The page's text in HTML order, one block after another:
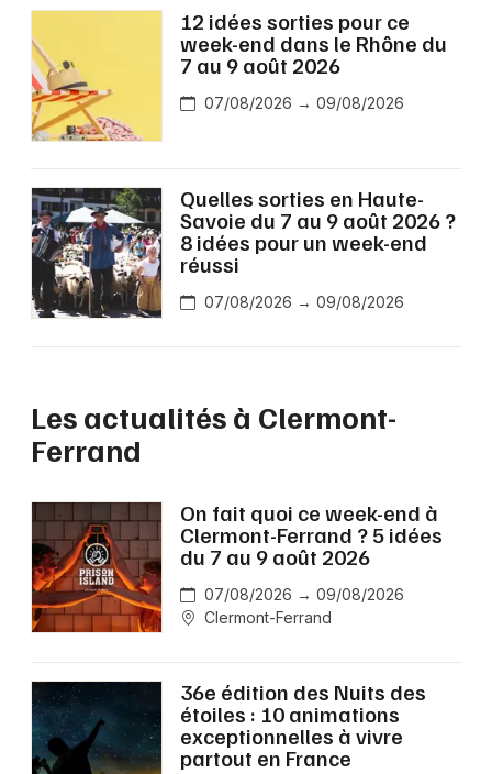
12 idées sorties pour ce
week-end dans le Rhône du
7 au 9 août 2026
07/08/2026 → 09/08/2026
Quelles sorties en Haute-
Savoie du 7 au 9 août 2026 ?
8 idées pour un week-end
réussi
07/08/2026 → 09/08/2026
Les actualités à Clermont-
Ferrand
On fait quoi ce week-end à
Clermont-Ferrand ? 5 idées
du 7 au 9 août 2026
07/08/2026 → 09/08/2026
Clermont-Ferrand
36e édition des Nuits des
étoiles : 10 animations
exceptionnelles à vivre
partout en France